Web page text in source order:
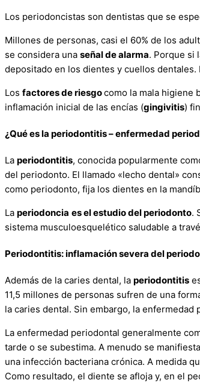
Los periodoncistas son dentistas que se
Millones de personas, casi el 60% de los
se considera una señal de alarma. Porque si
depositado en los dientes y cuellos
Los factores de riesgocomo la mala higiene
inflamación inicial de las encías (gingivitis)
¿Qué es la periodontitis – enfermedad
La periodontitis, conocida popularmente
del periodonto. El llamado «lecho dental»
como periodonto, fija los dientes en la
La periodoncia es el estudio del periodonto.
sistema musculoesquelético saludable a
Periodontitis: inflamación severa del
Además de la caries dental, la periodontitis
11,5 millones de personas sufren de una
la caries dental. Sin embargo, la enfermedad
La enfermedad periodontal generalmente
tarde o se subestima. A menudo se
una infección bacteriana crónica. A medida
Como resultado, el diente se afloja y, en el